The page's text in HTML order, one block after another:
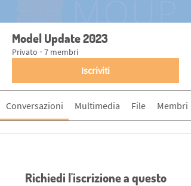
Model Update 2023
Privato · 7 membri
Iscriviti
Conversazioni Multimedia File Membri
Richiedi l'iscrizione a questo